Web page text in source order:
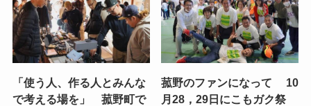
「使う人、作る人とみんな
で考える場を」 菰野町で
菰野のファンになって 10
月28，29日にこもガク祭